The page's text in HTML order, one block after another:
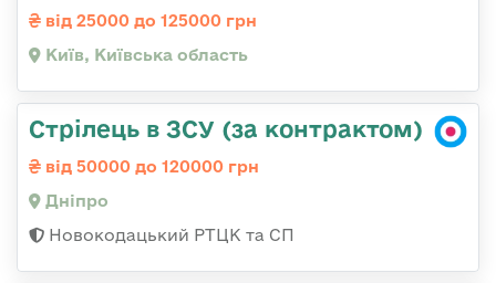
від 25000 до 125000 грн
Київ, Київська область
Стрілець в ЗСУ (за контрактом)
від 50000 до 120000 грн
Дніпро
Новокодацький РТЦК та СП